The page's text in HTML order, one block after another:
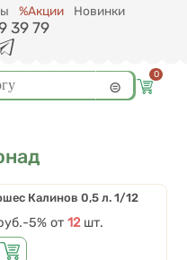
%Акции
Новинки
39 79
0
Калинов 0,5 л. 1/12
Скидки от количества
-5%от 12 шт.